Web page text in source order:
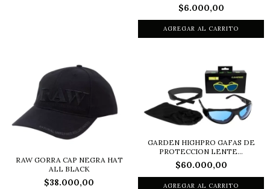
$6.000,00
RAW GORRA CAP NEGRA HAT
ALL BLACK
$38.000,00
GARDEN HIGHPRO GAFAS DE
PROTECCION LENTE...
$60.000,00